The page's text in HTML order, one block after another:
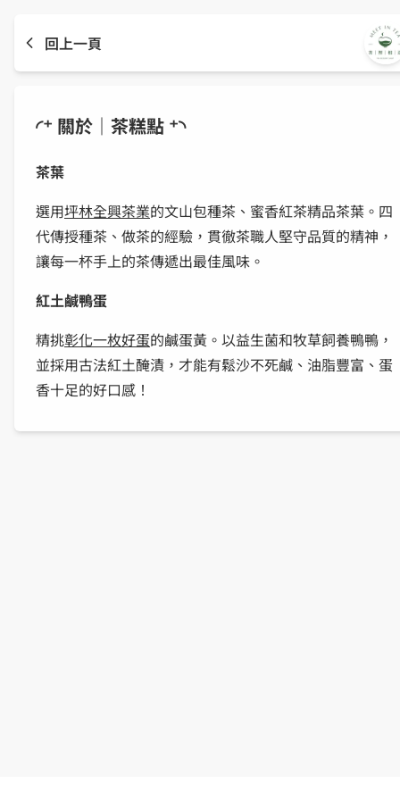
回上一頁
◜⁺ 關於｜茶糕點 ⁺◝
茶葉
選用坪林全興茶業的文山包種茶、蜜香紅茶精品茶葉。四
代傳授種茶、做茶的經驗，貫徹茶職人堅守品質的精神，
讓每一杯手上的茶傳遞出最佳風味。
紅土鹹鴨蛋
精挑彰化一枚好蛋的鹹蛋黃。以益生菌和牧草飼養鴨鴨，
並採用古法紅土醃漬，才能有鬆沙不死鹹、油脂豐富、蛋
香十足的好口感！